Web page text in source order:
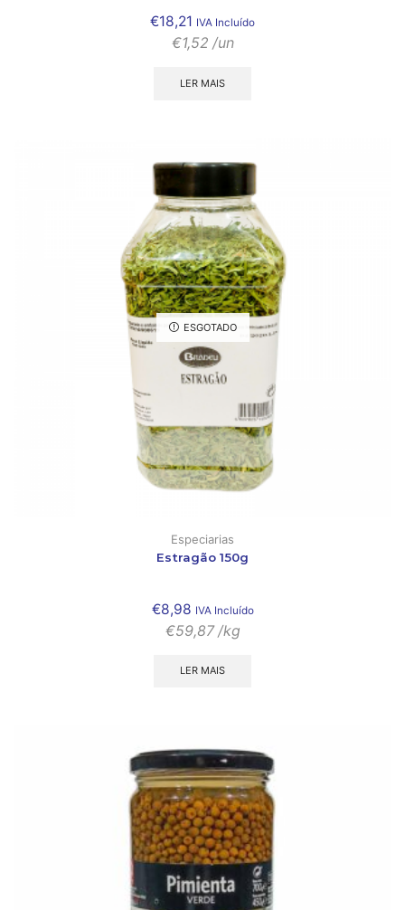
€18,21 IVA Incluído
€1,52 /un
LER MAIS
ESGOTADO
Especiarias
Estragão 150g
€8,98 IVA Incluído
€59,87 /kg
LER MAIS